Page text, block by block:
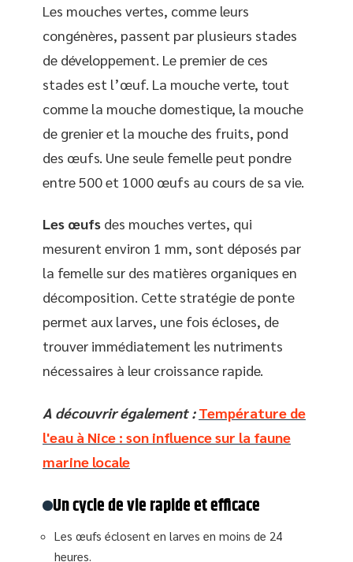
Les mouches vertes, comme leurs
congénères, passent par plusieurs stades
de développement. Le premier de ces
stades est l’œuf. La mouche verte, tout
comme la mouche domestique, la mouche
de grenier et la mouche des fruits, pond
des œufs. Une seule femelle peut pondre
entre 500 et 1000 œufs au cours de sa vie.
Les œufs des mouches vertes, qui
mesurent environ 1 mm, sont déposés par
la femelle sur des matières organiques en
décomposition. Cette stratégie de ponte
permet aux larves, une fois écloses, de
trouver immédiatement les nutriments
nécessaires à leur croissance rapide.
A découvrir également : Température de
l'eau à Nice : son influence sur la faune
marine locale
Un cycle de vie rapide et efficace
Les œufs éclosent en larves en moins de 24
heures.